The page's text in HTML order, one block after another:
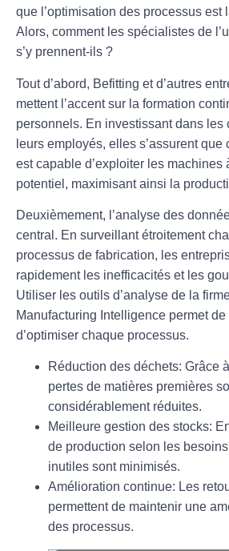
que l’optimisation des processus est
Alors, comment les spécialistes de
s’y prennent-ils ?
Tout d’abord, Befitting et d’autres
mettent l’accent sur la formation
personnels. En investissant dans les
leurs employés, elles s’assurent
est capable d’exploiter les machines
potentiel, maximisant ainsi la
Deuxièmement, l’analyse des
central. En surveillant étroitement
processus de fabrication, les
rapidement les inefficacités et les
Utiliser les outils d’analyse de la
Manufacturing Intelligence permet
d’optimiser chaque processus.
Réduction des déchets: Grâce
pertes de matières premières
considérablement réduites.
Meilleure gestion des stocks:
de production selon les
inutiles sont minimisés.
Amélioration continue: Les
permettent de maintenir une
des processus.